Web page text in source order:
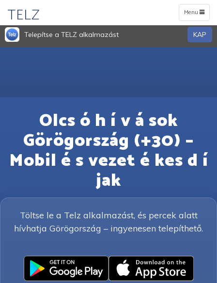
Toggle
navigation
Menu
TELZ
Telepítse a TELZ alkalmazást KAP
Olcs ó h í v á sok
Görögország (+30) –
Mobil é s vezet é kes d í
jak
Töltse le a Telz alkalmazást, és percek alatt
hívhatja Görögország – ingyenesen telepíthető.